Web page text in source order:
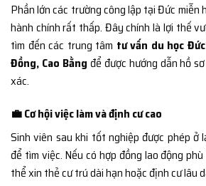
Phần lớn các trường công lập tại Đức miễn
hành chính rất thấp. Đây chính là lợi thế
tìm đến các trung tâm tư vấn du học
Đồng, Cao Bằng để được hướng dẫn hồ
xác.
💼 Cơ hội việc làm và định cư cao
Sinh viên sau khi tốt nghiệp được phép ở
để tìm việc. Nếu có hợp đồng lao động
thể xin thẻ cư trú dài hạn hoặc định cư lâu